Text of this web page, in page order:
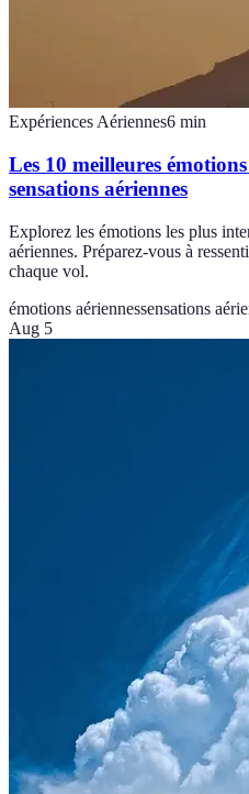
Expériences Aériennes6 min
Les 10 meilleures
sensations aériennes
Explorez les émotions les plus
aériennes. Préparez-vous à
chaque vol.
émotions aériennessensations
Aug 5